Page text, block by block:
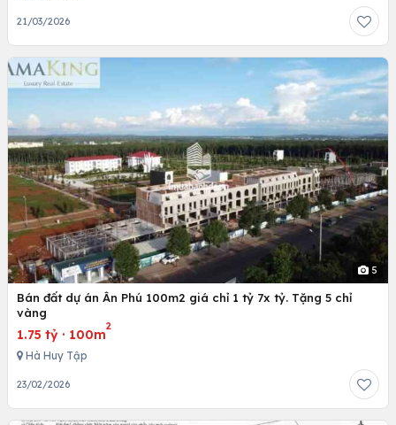
21/03/2026
5
Bán đất dự án Ân Phú 100m2 giá chỉ 1 tỷ 7x tỷ. Tặng 5 chỉ
vàng
1.75 tỷ · 100m
2
Hà Huy Tập
23/02/2026